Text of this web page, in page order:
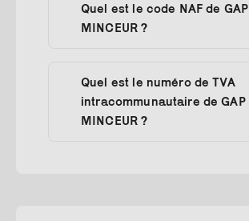
Quel est le code NAF de GAP
MINCEUR ?
Quel est le numéro de TVA
intracommunautaire de GAP
MINCEUR ?